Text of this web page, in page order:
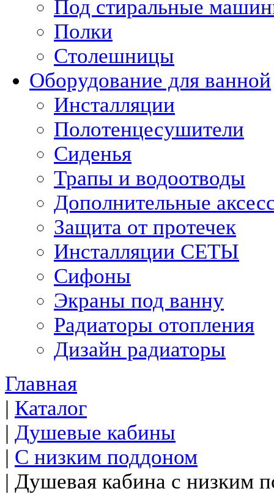
Под стиральные
Полки
Столешницы
Оборудование для ванной
Инсталляции
Полотенцесушители
Сиденья
Трапы и водоотводы
Дополнительные
Защита от протечек
Инсталляции СЕТЫ
Сифоны
Экраны под ванну
Радиаторы отопления
Дизайн радиаторы
Главная
| Каталог
| Душевые кабины
| С низким поддоном
| Душевая кабина с низким